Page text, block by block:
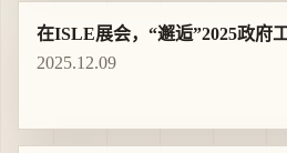
在ISLE展会，“邂逅”2025政府
2025.12.09